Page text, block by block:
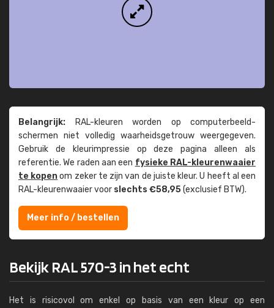
Belangrijk: RAL-kleuren worden op computer­beeld­
schermen niet volledig waarheids­­getrouw weer­gegeven.
Gebruik de kleur­impressie op deze pagina alleen als
referentie. We raden aan een fysieke RAL-kleuren­waaier
te kopenom zeker te zijn van de juiste kleur. U heeft al een
RAL-kleuren­waaier voor slechts €58,95(exclusief BTW).
Meer info / bestellen
Bekijk RAL 570-3 in het echt
Het is risicovol om enkel op basis van een kleur op een